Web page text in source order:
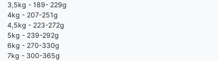
3,5kg - 189- 229g
4kg - 207-251g
4,5kg - 223-272g
5kg - 239-292g
6kg - 270-330g
7kg - 300-365g